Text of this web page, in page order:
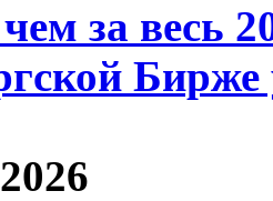
за весь